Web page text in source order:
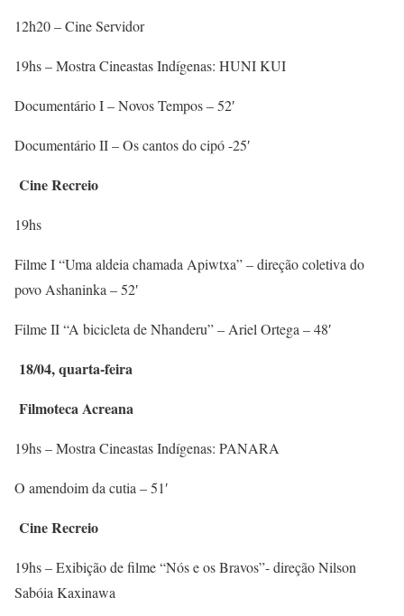
12h20 – Cine Servidor
19hs – Mostra Cineastas Indígenas: HUNI KUI
Documentário I – Novos Tempos – 52′
Documentário II – Os cantos do cipó -25′
Cine Recreio
19hs
Filme I “Uma aldeia chamada Apiwtxa” – direção coletiva do
povo Ashaninka – 52′
Filme II “A bicicleta de Nhanderu” – Ariel Ortega – 48′
18/04, quarta-feira
Filmoteca Acreana
19hs – Mostra Cineastas Indígenas: PANARA
O amendoim da cutia – 51′
Cine Recreio
19hs – Exibição de filme “Nós e os Bravos”- direção Nilson
Sabóia Kaxinawa